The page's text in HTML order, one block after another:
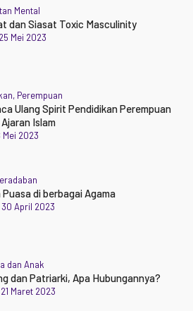
Mental
dan Siasat Toxic Masculinity
Mei 2023
, Perempuan
Ulang Spirit Pendidikan Perempuan
Islam
Mei 2023
Puasa di berbagai Agama
30 April 2023
dan Anak
dan Patriarki, Apa Hubungannya?
Maret 2023